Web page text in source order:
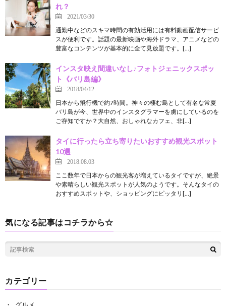
れ？
2021/03/30
通勤中などのスキマ時間の有効活用には有料動画配信サービ
スが便利です。話題の最新映画や海外ドラマ、アニメなどの
豊富なコンテンツが基本的に全て見放題です。[…]
インスタ映え間違いなし♪フォトジェニックスポッ
ト《バリ島編》
2018/04/12
日本から飛行機で約7時間。神々の棲む島として有名な常夏
バリ島が今、世界中のインスタグラマーを虜にしているのを
ご存知ですか？大自然、おしゃれなカフェ、非[…]
タイに行ったら立ち寄りたいおすすめ観光スポット
10選
2018.08.03
ここ数年で日本からの観光客が増えているタイですが、絶景
や素晴らしい観光スポットが人気のようです。そんなタイの
おすすめスポットや、ショッピングにピッタリ[…]
気になる記事はコチラから☆
カテゴリー